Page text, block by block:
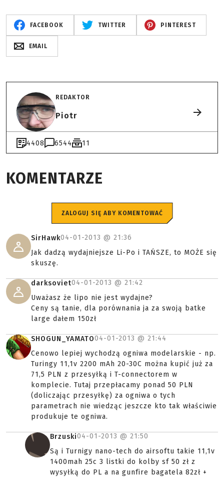
FACEBOOK TWITTER PINTEREST
EMAIL
REDAKTOR
Piotr
4408 6544 11
KOMENTARZE
ZALOGUJ SIĘ ABY KOMENTOWAĆ
SirHawk04-01-2013 @ 21:36
Jak dadzą wydajniejsze Li-Po i TAŃSZE, to MOŻE się
skuszę.
darksoviet04-01-2013 @ 21:42
Uważasz że lipo nie jest wydajne?
Ceny są tanie, dla porównania ja za swoją batke
large dałem 150zł
SHOGUN_YAMATO04-01-2013 @ 21:44
Cenowo lepiej wychodzą ogniwa modelarskie - np.
Turingy 11,1v 2200 mAh 20-30C można kupić już za
71,5 PLN z przesyłką i T-connectorem w
komplecie. Tutaj przepłacamy ponad 50 PLN
(doliczając przesyłkę) za ogniwa o tych
parametrach nie wiedząc jeszcze kto tak właściwie
produkuje te ogniwa.
Brzuski04-01-2013 @ 21:50
Są i Turnigy nano-tech do airsoftu takie 11,1v
1400mah 25c 3 listki do kolby sf 50 zł z
wysyłką do PL a na gunfire bagatela 82zł +